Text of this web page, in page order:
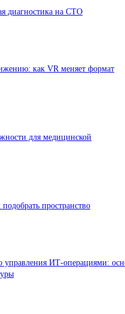
диагностика на СТО
как VR меняет формат
для медицинской
пространство
управления ИТ-операциями: